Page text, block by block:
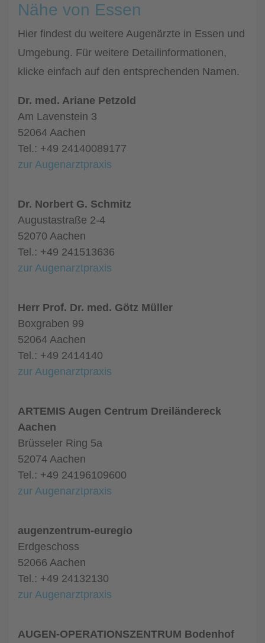
Nähe von Essen
Hier findest du weitere Augenärzte in Essen und
Umgebung. Für weitere Detailinformationen,
klicke einfach auf den entsprechenden Namen.
Dr. med. Ariane Petzold
Am Lavenstein 3
52064 Aachen
Tel.: +49 24140089177
zur Augenarztpraxis
Dr. Norbert G. Schmitz
Augustastraße 2-4
52070 Aachen
Tel.: +49 241513636
zur Augenarztpraxis
Herr Prof. Dr. med. Götz Müller
Boxgraben 99
52064 Aachen
Tel.: +49 2414140
zur Augenarztpraxis
ARTEMIS Augen Centrum Dreiländereck
Aachen
Brüsseler Ring 5a
52074 Aachen
Tel.: +49 24196109600
zur Augenarztpraxis
augenzentrum-euregio
Erdgeschoss
52066 Aachen
Tel.: +49 24132130
zur Augenarztpraxis
AUGEN-OPERATIONSZENTRUM Bodenhof